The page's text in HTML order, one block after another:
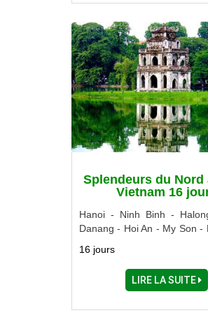
Splendeurs du Nord
Vietnam 16
Hanoi - Ninh Binh -
Danang - Hoi An - My Son -
Mékong - Cu Chi - Cao Dai
16 jours
LIRE LA SUITE